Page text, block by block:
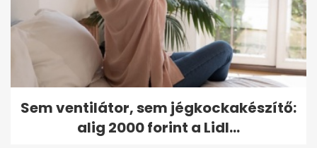
Sem ventilátor, sem jégkockakészítő:
alig 2000 forint a Lidl...